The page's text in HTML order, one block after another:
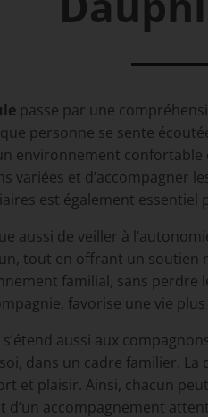
passe par une
personne se sente
environnement
et d’accompagner
est également
aussi de veiller à
tout en offrant un
familial, sans
favorise une vie
s’étend aussi aux
dans un cadre familier.
et plaisir. Ainsi, chacun
d’un accompagnement